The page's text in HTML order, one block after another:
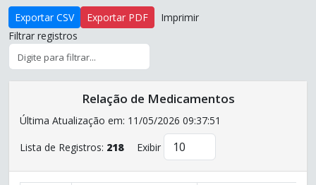
Exportar CSV Exportar PDF
Imprimir
Filtrar registros
Relação de Medicamentos
Última Atualização em: 11/05/2026 09:37:51
Lista de Registros: 218 Exibir